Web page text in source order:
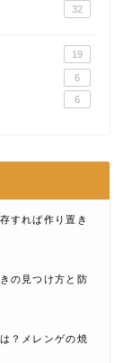
32
19
6
6
すれば作り置き
の見つけ方と防
？メレンゲの焼